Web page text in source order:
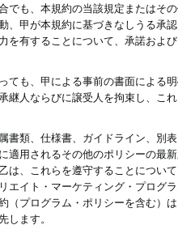
でも、本規約の当該規定またはそ
、甲が本規約に基づきなしうる承
を有することについて、承諾およ
ても、甲による事前の書面による
継人ならびに譲受人を拘束し、こ
書類、仕様書、ガイドライン、別
適用されるその他のポリシーの最
は、これらを遵守することにつ
エイト・マーケティング・プログ
（プログラム・ポリシーを含む）
します。